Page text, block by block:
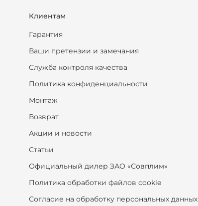
Клиентам
Гарантия
Ваши претензии и замечания
Служба контроля качества
Политика конфиденциальности
Монтаж
Возврат
Акции и новости
Статьи
Официальный дилер ЗАО «Совплим»
Политика обработки файлов cookie
Согласие на обработку персональных данных